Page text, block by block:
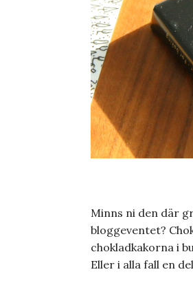
Minns ni den där
bloggeventet?
chokladkakorna i
Eller i alla fall en